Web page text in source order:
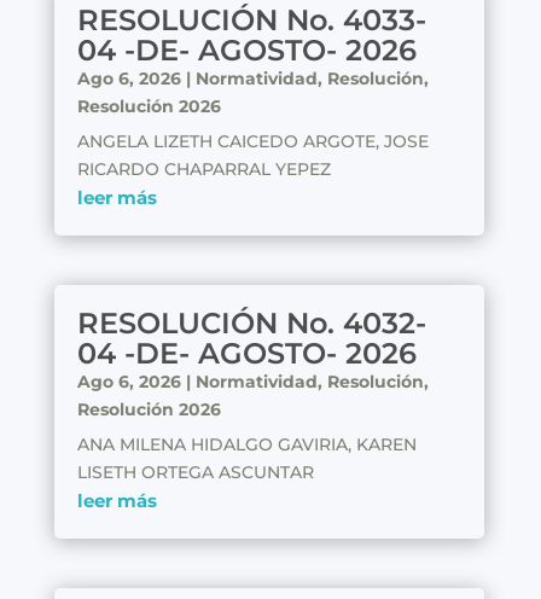
RESOLUCIÓN No. 4033-
04 -DE- AGOSTO- 2026
Ago 6, 2026| Normatividad, Resolución,
Resolución 2026
ANGELA LIZETH CAICEDO ARGOTE, JOSE
RICARDO CHAPARRAL YEPEZ
leer más
RESOLUCIÓN No. 4032-
04 -DE- AGOSTO- 2026
Ago 6, 2026| Normatividad, Resolución,
Resolución 2026
ANA MILENA HIDALGO GAVIRIA, KAREN
LISETH ORTEGA ASCUNTAR
leer más